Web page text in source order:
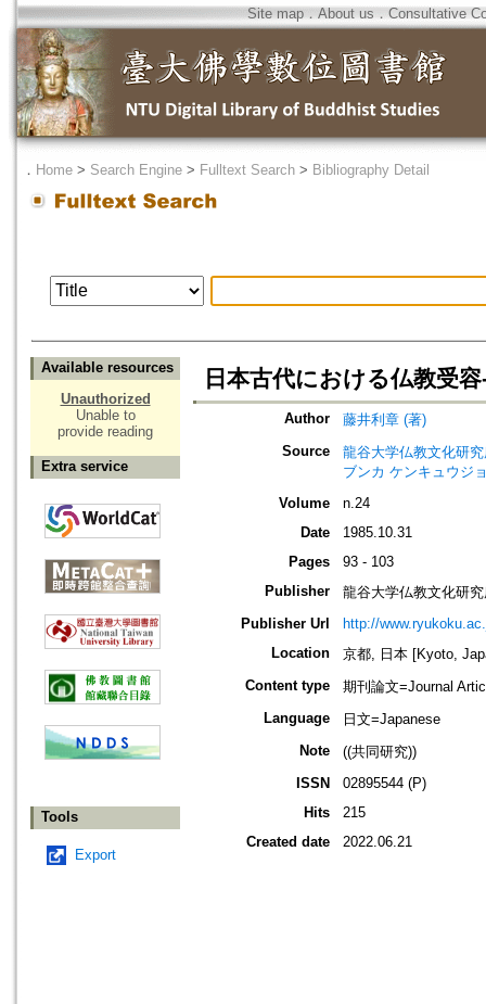
Site map．About us ． Consultative
． Home > Search Engine > Fulltext Search > Bibliography Detail
Available resources
Unauthorized
Unable to
provide reading
Extra service
Tools
Export
日本古代における仏教受
Author
藤井利章 (著)
Source
龍谷大学仏教文化研
ブンカ ケンキュウジ
Volume
n.24
Date
1985.10.31
Pages
93 - 103
Publisher
龍谷大学仏教文化研
Publisher Url
http://
Location
京都, 日本 [Kyoto,
Content type
期刊論文=Journal
Language
日文=Japanese
Note
((共同研究))
ISSN
02895544 (P)
Hits
215
Created date
2022.06.21